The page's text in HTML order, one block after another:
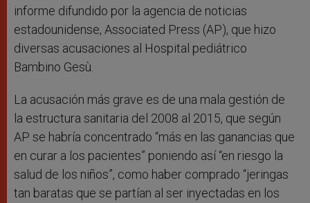
informe difundido por la agencia de noticias
estadounidense, Associated Press (AP), que hizo
diversas acusaciones al Hospital pediátrico
Bambino Gesù.
La acusación más grave es de una mala gestión de
la estructura sanitaria del 2008 al 2015, que según
AP se habría concentrado “más en las ganancias que
en curar a los pacientes” poniendo así “en riesgo la
salud de los niños”, como haber comprado “jeringas
tan baratas que se partían al ser inyectadas en los